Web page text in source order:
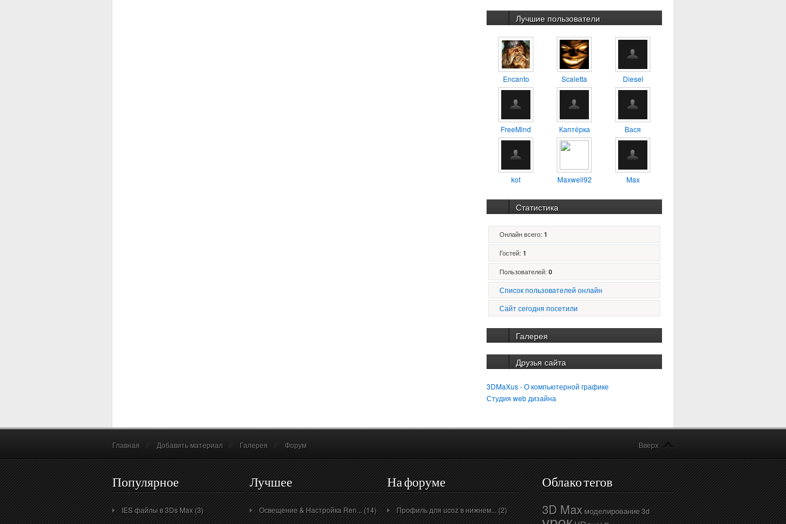
Лучшие пользователи
Encanto Scaletta Diesel
FreeMind Каптёрка Вася
kot Maxwell92 Max
Статистика
Онлайн всего: 1
Гостей: 1
Пользователей: 0
Список пользователей онлайн
Сайт сегодня посетили
Галерея
Друзья сайта
3DMaXus - О компьютерной графике
Студия web дизайна
Главная Добавить материал Галерея Форум Вверх
Популярное
IES файлы в 3Ds Max (3)
Лучшее
Освещение & Настройка Ren... (14)
На форуме
Профиль для ucoz в нижнем... (2)
Облако тегов
3D Maxмоделирование3d